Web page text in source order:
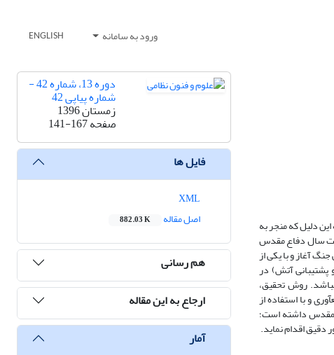
ورود به سامانه ENGLISH
در طول ۸ سال جنگ تحمیلی بوده است. به این دلیل که منجر به
هشت سال دفاع مقدس
آغاز و با یکی از
پشتیبانی آتش) در
روش تحقیق،
و با استفاده از
داشته است؛
دقیق اقدام نماید.
دوره 13، شماره 42 -
شماره پیاپی 42
زمستان 1396
صفحه141-167
فایل ها
اصل مقاله
882.03 K
هم رسانی
ارجاع به این مقاله
آمار